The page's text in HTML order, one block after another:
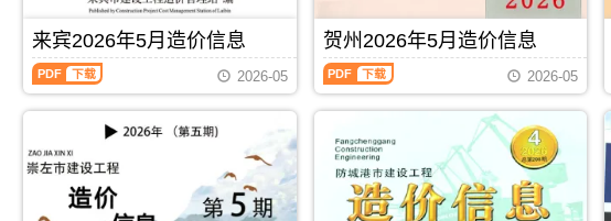
息
期
刊
PDF
期
刊
PDF
算
编
制，
属
于
林
市
款
确
定
与
调
整，
于
由
河
池
市
建
造
价
刊，
由
玉
林
市
建
造
来宾2026年5月造价信息
来
宾
月
造
信
2026-05
贺州2026年5月造价信息
贺
州
月
2026-05